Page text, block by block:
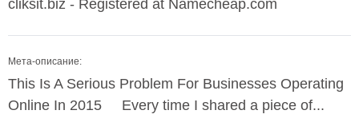
cliksit.biz - Registered at Namecheap.com
Мета-описание:
This Is A Serious Problem For Businesses Operating
Online In 2015 Every time I shared a piece of...